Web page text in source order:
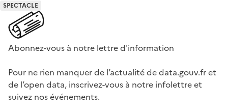
SPECTACLE
Abonnez-vous à notre lettre d'information
Pour ne rien manquer de l’actualité de data.gouv.fr et
de l’open data, inscrivez-vous à notre infolettre et
suivez nos événements.